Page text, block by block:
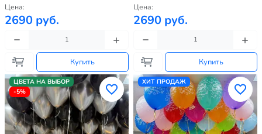
Цена:
2690 руб.
Купить
Цена:
2690 руб.
Купить
ЦВЕТА НА ВЫБОР
-5%
ХИТ ПРОДАЖ